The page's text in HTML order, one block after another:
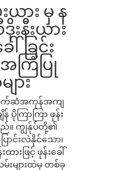
ား မှ န
နီးယား
ါ်ခြင်း
ြံပြု
ျား
ပိုက်ဆံအကုန်အကျ
ပိုကြာကြာ ဖုန်း
ည်။ ကျွန်ုပ်တို့၏
ာင်းလဲနိုင်သော၊
းဖြင့် ဖုန်းခေါ်
များထဲမှ တစ်ခု